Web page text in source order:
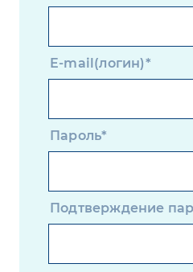
E-mail(логин)*
Пароль*
Подтверждение